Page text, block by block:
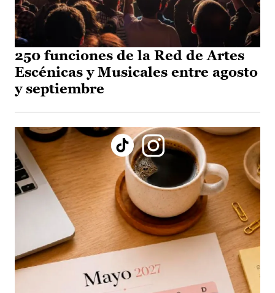
250 funciones de la Red de Artes
Escénicas y Musicales entre agosto
y septiembre